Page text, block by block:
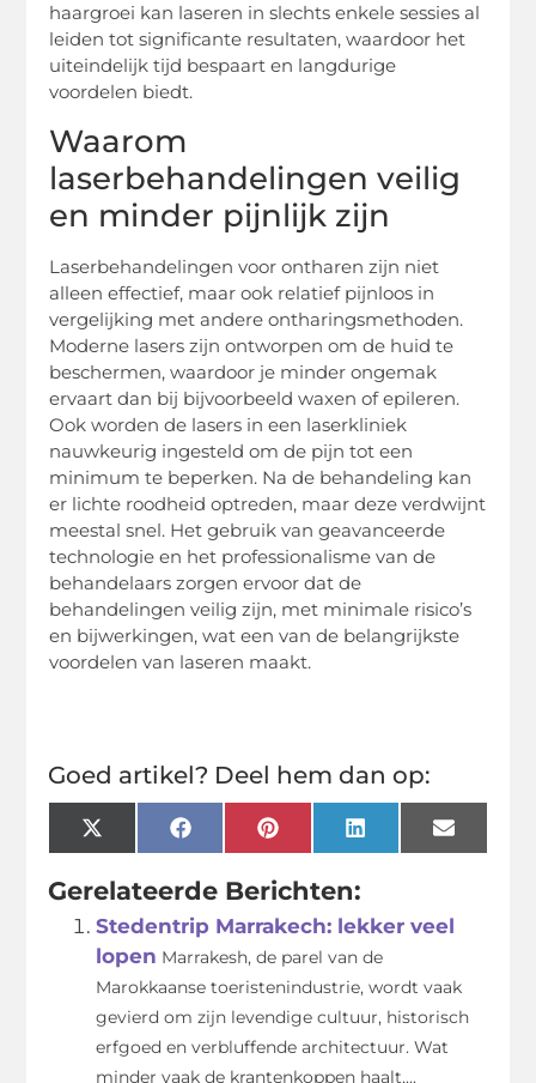
haargroei kan laseren in slechts enkele sessies al
leiden tot significante resultaten, waardoor het
uiteindelijk tijd bespaart en langdurige
voordelen biedt.
Waarom
laserbehandelingen veilig
en minder pijnlijk zijn
Laserbehandelingen voor ontharen zijn niet
alleen effectief, maar ook relatief pijnloos in
vergelijking met andere ontharingsmethoden.
Moderne lasers zijn ontworpen om de huid te
beschermen, waardoor je minder ongemak
ervaart dan bij bijvoorbeeld waxen of epileren.
Ook worden de lasers in een laserkliniek
nauwkeurig ingesteld om de pijn tot een
minimum te beperken. Na de behandeling kan
er lichte roodheid optreden, maar deze verdwijnt
meestal snel. Het gebruik van geavanceerde
technologie en het professionalisme van de
behandelaars zorgen ervoor dat de
behandelingen veilig zijn, met minimale risico’s
en bijwerkingen, wat een van de belangrijkste
voordelen van laseren maakt.
Goed artikel? Deel hem dan op:
X
(Twitter)
FacebookPinterestLinkedInEmail
Gerelateerde Berichten:
Stedentrip Marrakech: lekker veel
lopen Marrakesh, de parel van de
Marokkaanse toeristenindustrie, wordt vaak
gevierd om zijn levendige cultuur, historisch
erfgoed en verbluffende architectuur. Wat
minder vaak de krantenkoppen haalt,...